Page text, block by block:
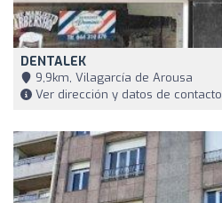
DENTALEK
9,9km, Vilagarcía de Arousa
Ver dirección y datos de contacto